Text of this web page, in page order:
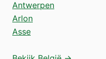
Antwerpen
Arlon
Asse